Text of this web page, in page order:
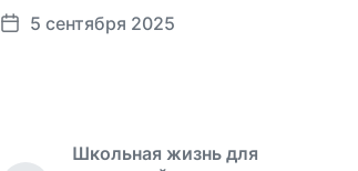
Д
5 сентября 2025
Школьная жизнь для